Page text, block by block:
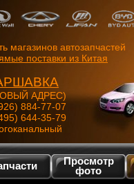
магазинов автозапчастей
поставки из Китая
АДРЕС)
884-77-07
644-35-79
Просмотр
фото